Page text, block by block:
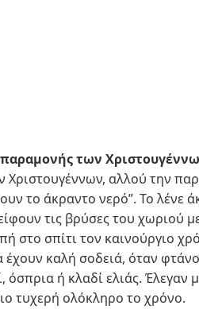
παραμονής των
Χριστουγέννων, αλλού την
το άκραντο νερό”. Το λένε
τις βρύσες του χωριού
στο σπίτι τον καινούργιο
έχουν καλή σοδειά, όταν
όσπρια ή κλαδί ελιάς.
τυχερή ολόκληρο το χρόνο.